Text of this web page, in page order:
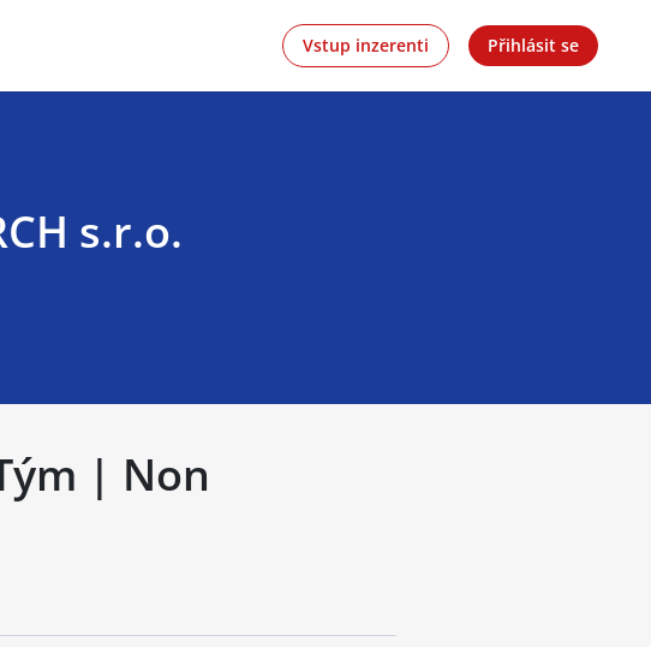
Vstup inzerenti Přihlásit se
s.r.o.
| Non